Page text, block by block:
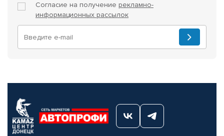
Согласие на получение рекламно-
информационных рассылок